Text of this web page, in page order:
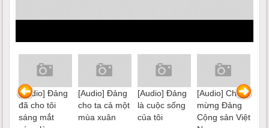
[Audio] Đảng
đã cho tôi
sáng mắt
[Audio] Đảng
cho ta cả một
mùa xuân
[Audio] Đảng
là cuộc sống
của tôi
[Audio] Chào
mừng Đảng
Cộng sản Việt